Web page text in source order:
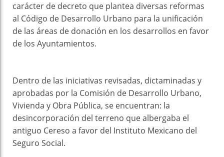
carácter de decreto que plantea diversas reformas
al Código de Desarrollo Urbano para la unificación
de las áreas de donación en los desarrollos en favor
de los Ayuntamientos.
Dentro de las iniciativas revisadas, dictaminadas y
aprobadas por la Comisión de Desarrollo Urbano,
Vivienda y Obra Pública, se encuentran: la
desincorporación del terreno que albergaba el
antiguo Cereso a favor del Instituto Mexicano del
Seguro Social.